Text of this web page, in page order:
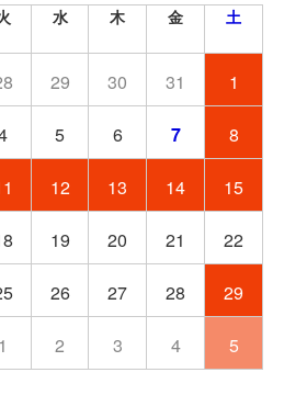
水 木 金 土
29 30 31 1
5 6 7 8
12 13 14 15
19 20 21 22
26 27 28 29
1 2 3 4 5